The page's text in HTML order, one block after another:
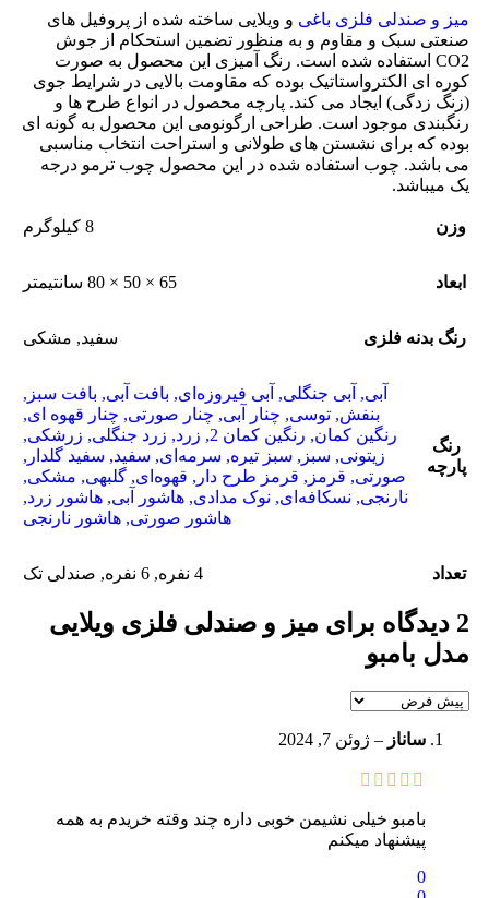
میز و صندلی فلزی باغی و ویلایی ساخته شده از پروفیل های
صنعتی سبک و مقاوم و به منظور تضمین استحکام از جوش
CO2 استفاده شده است. رنگ آمیزی این محصول به صورت
کوره ای الکترواستاتیک بوده که مقاومت بالایی در شرایط جوی
(زنگ زدگی) ایجاد می کند. پارچه محصول در انواع طرح ها و
رنگبندی موجود است. طراحی ارگونومی این محصول به گونه ای
بوده که برای نشستن های طولانی و استراحت انتخاب مناسبی
می باشد. چوب استفاده شده در این محصول چوب ترمو درجه
یک میباشد.
وزن 8 کیلوگرم
ابعاد 65 × 50 × 80 سانتیمتر
رنگ بدنه فلزی سفید, مشکی
رنگ
پارچه
آبی, آبی جنگلی, آبی فیروزه‌ای, بافت آبی, بافت سبز ,
بنفش, توسی, چنار آبی, چنار صورتی, چنار قهوه ای,
رنگین کمان, رنگین کمان 2 , زرد, زرد جنگلی, زرشکی,
زیتونی, سبز , سبز تیره, سرمه‌ای, سفید, سفید گلدار ,
صورتی, قرمز , قرمز طرح دار , قهوه‌ای, گلبهی, مشکی,
نارنجی, نسکافه‌ای, نوک مدادی, هاشور آبی, هاشور زرد,
هاشور صورتی, هاشور نارنجی
تعداد 4 نفره , 6 نفره , صندلی تک
2 دیدگاه برای
میز و صندلی فلزی ویلایی
مدل بامبو
ساناز – ژوئن 7, 2024
بامبو خیلی نشیمن خوبی داره چند وقته خریدم به همه
پیشنهاد میکنم
0